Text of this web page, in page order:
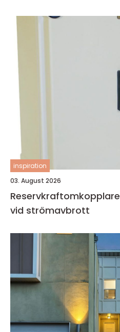
inspiration
03. August 2026
Reservkraftomkopplare så skapas trygg el
vid strömavbrott